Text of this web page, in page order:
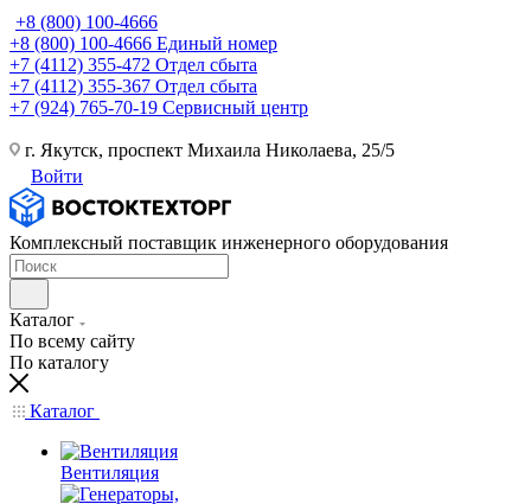
+8 (800) 100-4666
+8 (800) 100-4666 Единый номер
+7 (4112) 355-472 Отдел сбыта
+7 (4112) 355-367 Отдел сбыта
+7 (924) 765-70-19 Сервисный центр
г. Якутск, проспект Михаила Николаева, 25/5
Войти
Комплексный поставщик инженерного оборудования
Каталог
По всему сайту
По каталогу
Каталог
Вентиляция